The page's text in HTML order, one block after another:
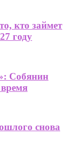
кто займет
году
Собянин
снова